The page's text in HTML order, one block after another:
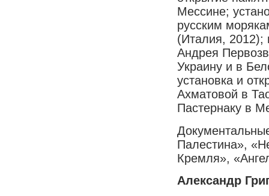
Мессине;
русским
(Италия, 2012);
Андрея
Украину и в
установка и
Ахматовой в
Пастернаку в
Палестина»,
Кремля»,
Александр